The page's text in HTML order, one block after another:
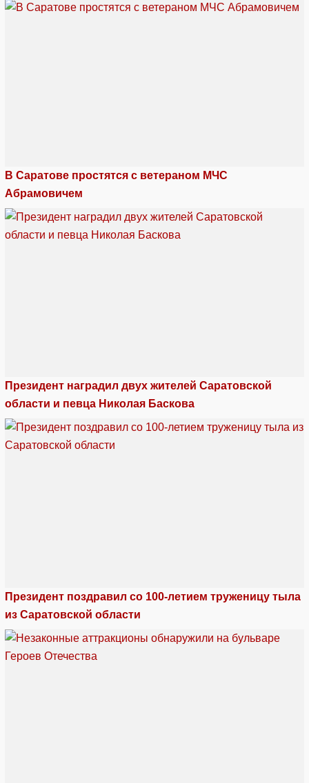
В Саратове простятся с ветераном МЧС
Абрамовичем
Президент наградил двух жителей Саратовской
области и певца Николая Баскова
Президент поздравил со 100-летием труженицу тыла
из Саратовской области